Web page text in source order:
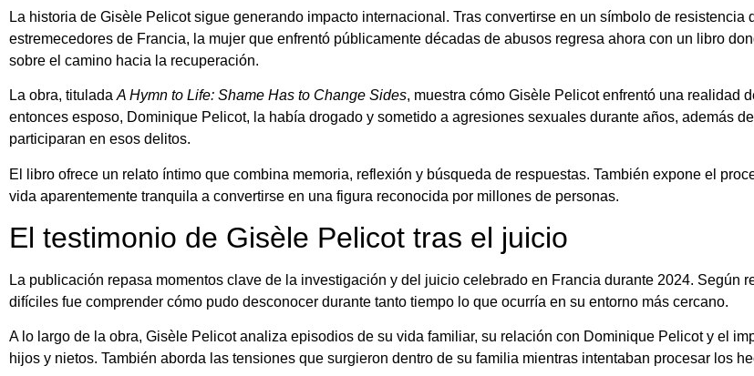
La historia de Gisèle Pelicot sigue generando impacto internacional. Tras convertirse en un símbolo de
estremecedores de Francia, la mujer que enfrentó públicamente décadas de abusos regresa ahora con un libro
sobre el camino hacia la recuperación.
La obra, titulada A Hymn to Life: Shame Has to Change Sides, muestra cómo Gisèle Pelicot enfrentó una realidad
entonces esposo, Dominique Pelicot, la había drogado y sometido a agresiones sexuales durante años, además
participaran en esos delitos.
El libro ofrece un relato íntimo que combina memoria, reflexión y búsqueda de respuestas. También expone el
vida aparentemente tranquila a convertirse en una figura reconocida por millones de personas.
El testimonio de Gisèle Pelicot tras el juicio
La publicación repasa momentos clave de la investigación y del juicio celebrado en Francia durante 2024. Según
difíciles fue comprender cómo pudo desconocer durante tanto tiempo lo que ocurría en su entorno más cercano.
A lo largo de la obra, Gisèle Pelicot analiza episodios de su vida familiar, su relación con Dominique Pelicot y el
hijos y nietos. También aborda las tensiones que surgieron dentro de su familia mientras intentaban procesar los